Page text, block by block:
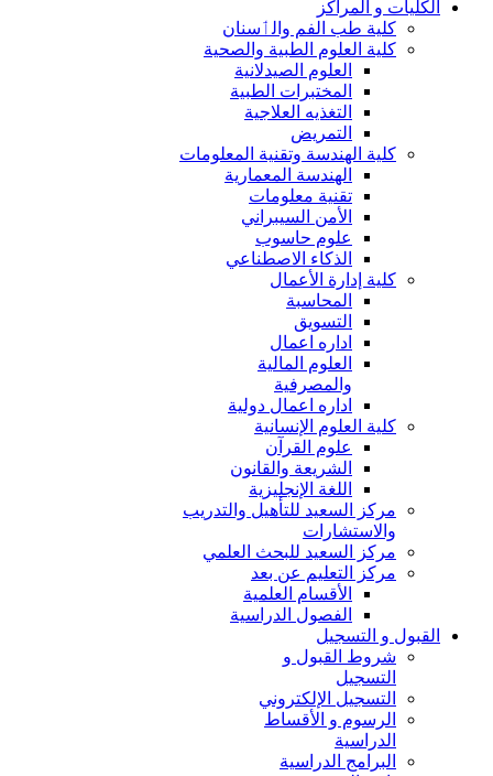
الكليات و المراكز
كلية طب الفم والٲسنان
كلية العلوم الطبية والصحية
العلوم الصيدلانية
المختبرات الطبية
التغذيه العلاجية
التمريض
كلية الهندسة وتقنية المعلومات
الهندسة المعمارية
تقنية معلومات
الأمن السيبراني
علوم حاسوب
الذكاء الاصطناعي
كلية إدارة الأعمال
المحاسبة
التسويق
اداره اعمال
العلوم المالية
والمصرفية
اداره اعمال دولية
كلية العلوم الإنسانية
علوم القرآن
الشريعة والقانون
اللغة الإنجليزية
مركز السعيد للتأهيل والتدريب
والاستشارات
مركز السعيد للبحث العلمي
مركز التعليم عن بعد
الأقسام العلمية
الفصول الدراسية
القبول و التسجيل
شروط القبول و
التسجيل
التسجيل الإلكتروني
الرسوم و الأقساط
الدراسية
البرامج الدراسية